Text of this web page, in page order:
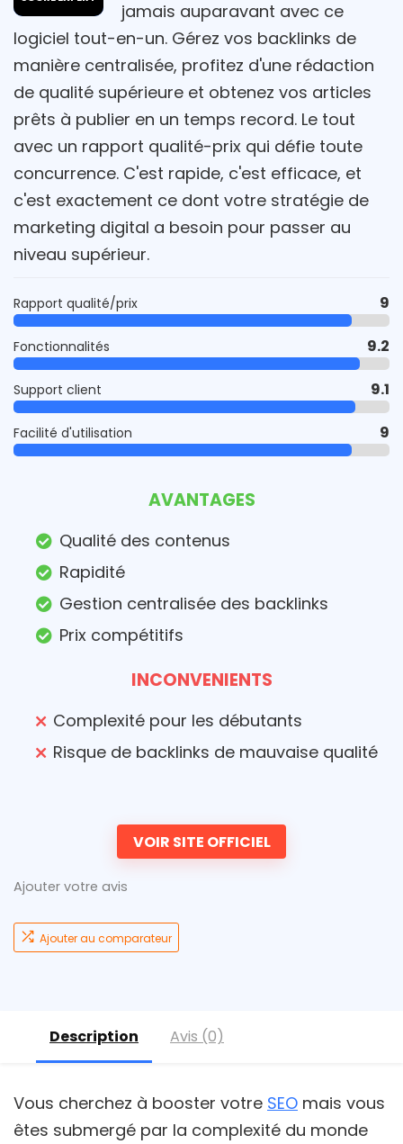
jamais auparavant avec ce
logiciel tout-en-un. Gérez vos backlinks de
manière centralisée, profitez d'une rédaction
de qualité supérieure et obtenez vos articles
prêts à publier en un temps record. Le tout
avec un rapport qualité-prix qui défie toute
concurrence. C'est rapide, c'est efficace, et
c'est exactement ce dont votre stratégie de
marketing digital a besoin pour passer au
niveau supérieur.
Rapport qualité/prix 9
Fonctionnalités 9.2
Support client 9.1
Facilité d'utilisation 9
AVANTAGES
Qualité des contenus
Rapidité
Gestion centralisée des backlinks
Prix compétitifs
INCONVENIENTS
Complexité pour les débutants
Risque de backlinks de mauvaise qualité
VOIR SITE OFFICIEL
Ajouter votre avis
Ajouter au comparateur
Description Avis (0)
Vous cherchez à booster votre SEO mais vous
êtes submergé par la complexité du monde